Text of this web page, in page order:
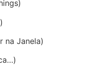
na Janela)